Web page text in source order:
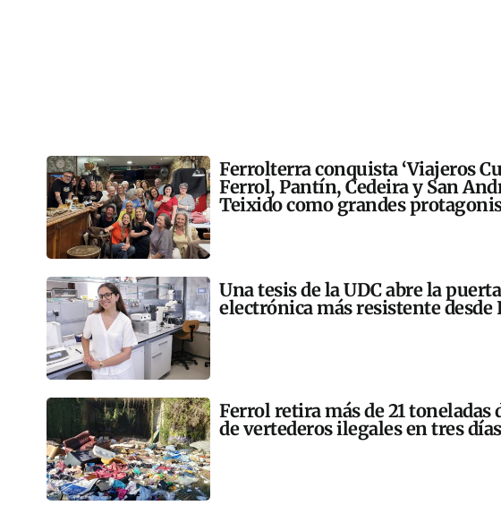
Ferrolterra conquista ‘Viajeros
Ferrol, Pantín, Cedeira y San
Teixido como grandes
Una tesis de la UDC abre la
electrónica más resistente desde
Ferrol retira más de 21 toneladas
de vertederos ilegales en tres días